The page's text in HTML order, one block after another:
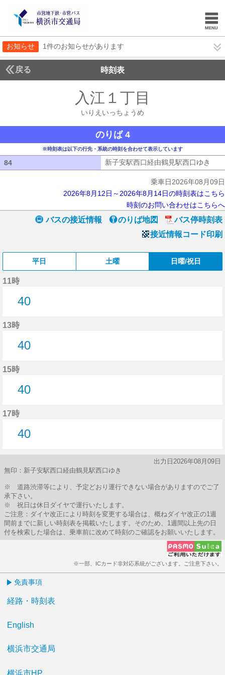
お知らせ 1件のお知らせがあります
戻る 時刻表
入江１丁目
いりえいっちょうめ
のりば 4
※時刻表は以下の行先・系統の時刻を合わせて表示しています
84 新子安駅西口経由鶴見駅西口ゆき
乗車日2026年08月09日
2026年8月12日～2026年8月14日の時刻表はこちら
時刻のお問い合わせはこちらへ
バスの接近情報 のりば地図
バス停時刻表
接近情報コード印刷
平日 土曜 日曜/祝日
11時
40
13時
40
15時
40
17時
40
出力日2026年08月09日
無印：新子安駅西口経由鶴見駅西口ゆき
※ 道路渋滞等により、予定どおり運行できない場合がありますのでご了
承下さい。
※ 祝日は休日ダイヤで運行いたします。
ご注意：ダイヤ改正により時刻を変更する場合は、概ねダイヤ改正の1週
間前までに新しい時刻表を掲載いたします。そのため、1週間以上先の日
付を検索した場合は、乗車前に改めて時刻のご確認をお願いいたします。
※一部、ICカード非対応系統がございます。ご注意下さい。
免責事項
経路・時刻表
English
横浜市交通局
横浜市HP